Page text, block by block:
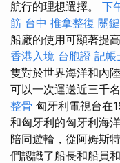
航行的理想選擇。 下
筋 台中 推拿整復 關
船廠的使用可顯著提
香港入境 台胞證 記帳
隻對於世界海洋和內
可以一次運送近三千
整骨 匈牙利電視台在
和匈牙利的匈牙利海
陪同遊輪，從阿姆斯
們認識了船長和船員